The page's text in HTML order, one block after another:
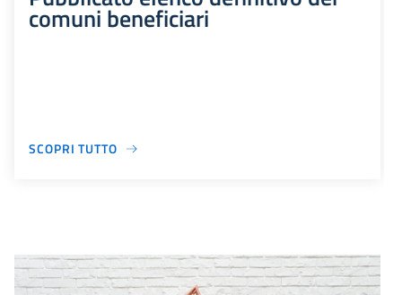
comuni beneficiari
SCOPRI TUTTO